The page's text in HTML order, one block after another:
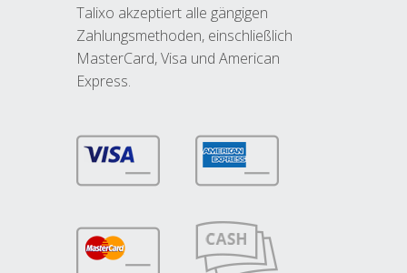
Talixo akzeptiert alle gängigen
Zahlungsmethoden, einschließlich
MasterCard, Visa und American
Express.